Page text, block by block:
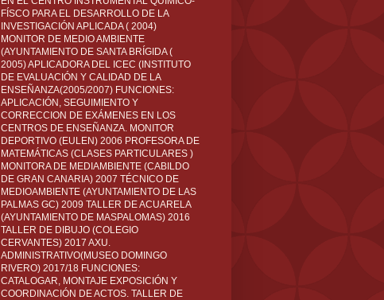
FÍSCO PARA EL DESARROLLO DE LA
INVESTIGACIÓN APLICADA ( 2004)
MONITOR DE MEDIO AMBIENTE
(AYUNTAMIENTO DE SANTA BRÍGIDA (
2005) APLICADORA DEL ICEC (INSTITUTO
DE EVALUACIÓN Y CALIDAD DE LA
ENSEÑANZA(2005/2007) FUNCIONES:
APLICACIÓN, SEGUIMIENTO Y
CORRECCION DE EXÁMENES EN LOS
CENTROS DE ENSEÑANZA. MONITOR
DEPORTIVO (EULEN) 2006 PROFESORA DE
MATEMÁTICAS (CLASES PARTICULARES )
MONITORA DE MEDIAMBIENTE (CABILDO
DE GRAN CANARIA) 2007 TÉCNICO DE
MEDIOAMBIENTE (AYUNTAMIENTO DE LAS
PALMAS GC) 2009 TALLER DE ACUARELA
(AYUNTAMIENTO DE MASPALOMAS) 2016
TALLER DE DIBUJO (COLEGIO
CERVANTES) 2017 AXU.
ADMINISTRATIVO(MUSEO DOMINGO
RIVERO) 2017/18 FUNCIONES:
CATALOGAR, MONTAJE EXPOSICIÓN Y
COORDINACIÓN DE ACTOS. TALLER DE